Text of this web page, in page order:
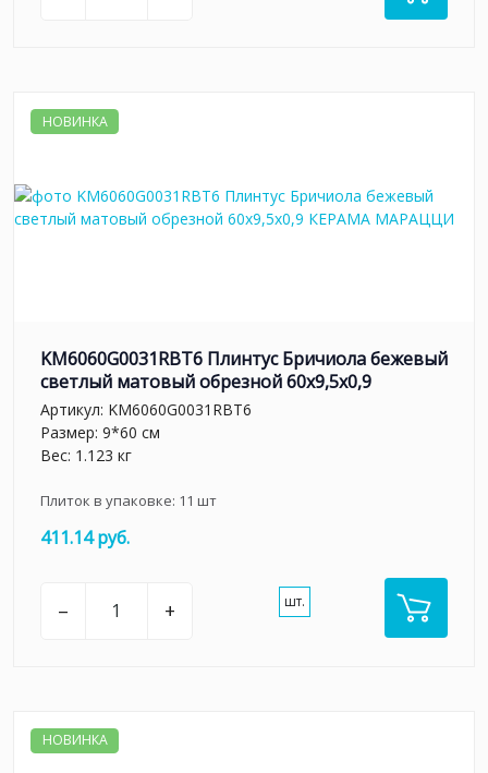
НОВИНКА
KM6060G0031RBT6 Плинтус Бричиола бежевый
светлый матовый обрезной 60x9,5x0,9
Артикул: KM6060G0031RBT6
Размер: 9*60 см
Вес: 1.123 кг
Плиток в упаковке: 11 шт
411.14 руб.
– + шт.
НОВИНКА